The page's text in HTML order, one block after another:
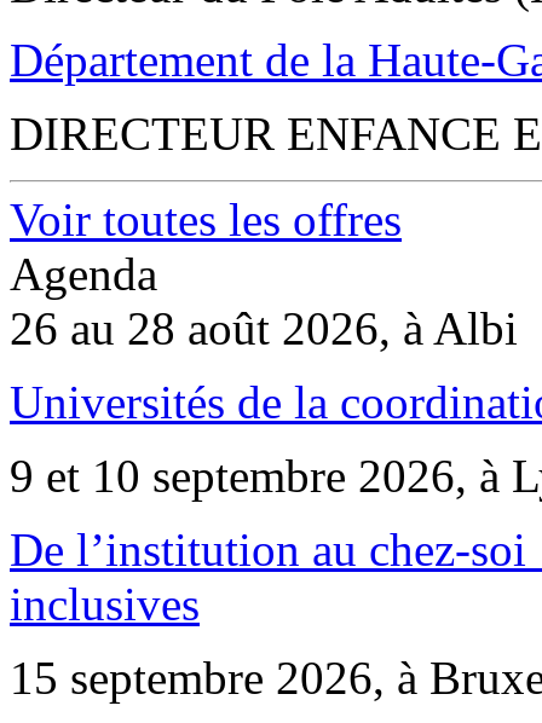
Département de la Haute-
DIRECTEUR ENFANCE
Voir toutes les offres
Agenda
26 au 28 août 2026, à Albi
Universités de la
9 et 10 septembre 2026, à
De l’institution au chez-
inclusives
15 septembre 2026, à